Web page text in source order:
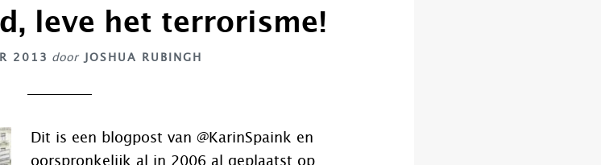
leve het terrorisme!
2013 door JOSHUA RUBINGH
Dit is een blogpost van @KarinSpaink en
oorspronkelijk al in 2006 al geplaatst op